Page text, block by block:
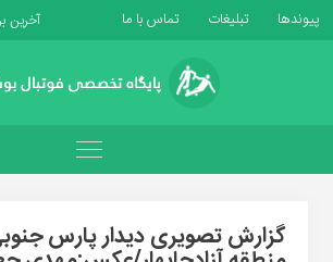
پیوندها تبلیغات تماس با ما آخرین
گزارش تصویری دیدار پارس